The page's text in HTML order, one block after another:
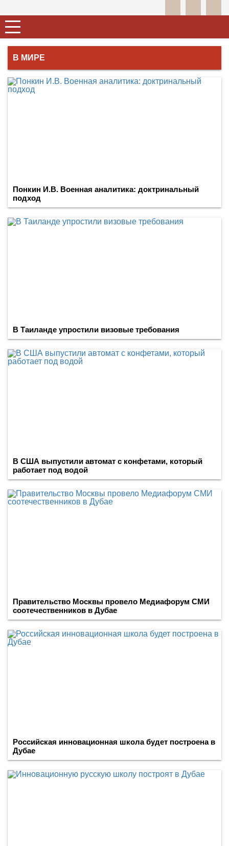
В МИРЕ
Понкин И.В. Военная аналитика: доктринальный
подход
В Таиланде упростили визовые требования
В США выпустили автомат с конфетами, который
работает под водой
Правительство Москвы провело Медиафорум СМИ
соотечественников в Дубае
Российская инновационная школа будет построена в
Дубае